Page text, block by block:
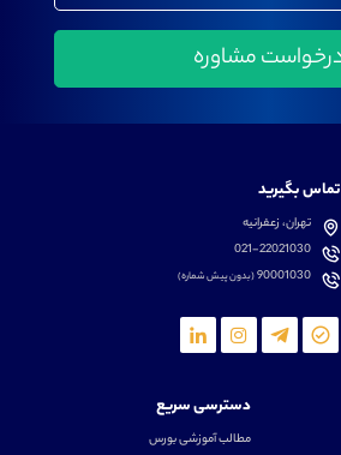
تماس بگیرید
تهران، زعفرانیه
021-22021030
90001030(بدون پیش شماره)
دسترسی سریع
مطالب آموزشی بورس